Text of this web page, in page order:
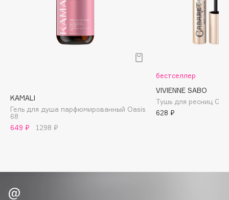
Boadicea The Victorious
Brunello Cucinelli
Bvlgari
by TERRY
KAMALI
Гель для душа парфюмированный Oasis
68
649 ₽
1298 ₽
бестселлер
VIVIENNE SABO
Тушь для ресниц
628 ₽